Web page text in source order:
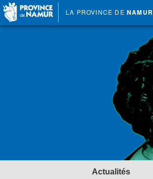
LA PROVINCE DE NAMUR
Actualités